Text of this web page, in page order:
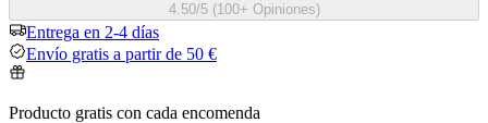
4.50/5 (100+ Opiniones)
Entrega en 2-4 días
Envío gratis a partir de 50 €
Producto gratis con cada encomenda